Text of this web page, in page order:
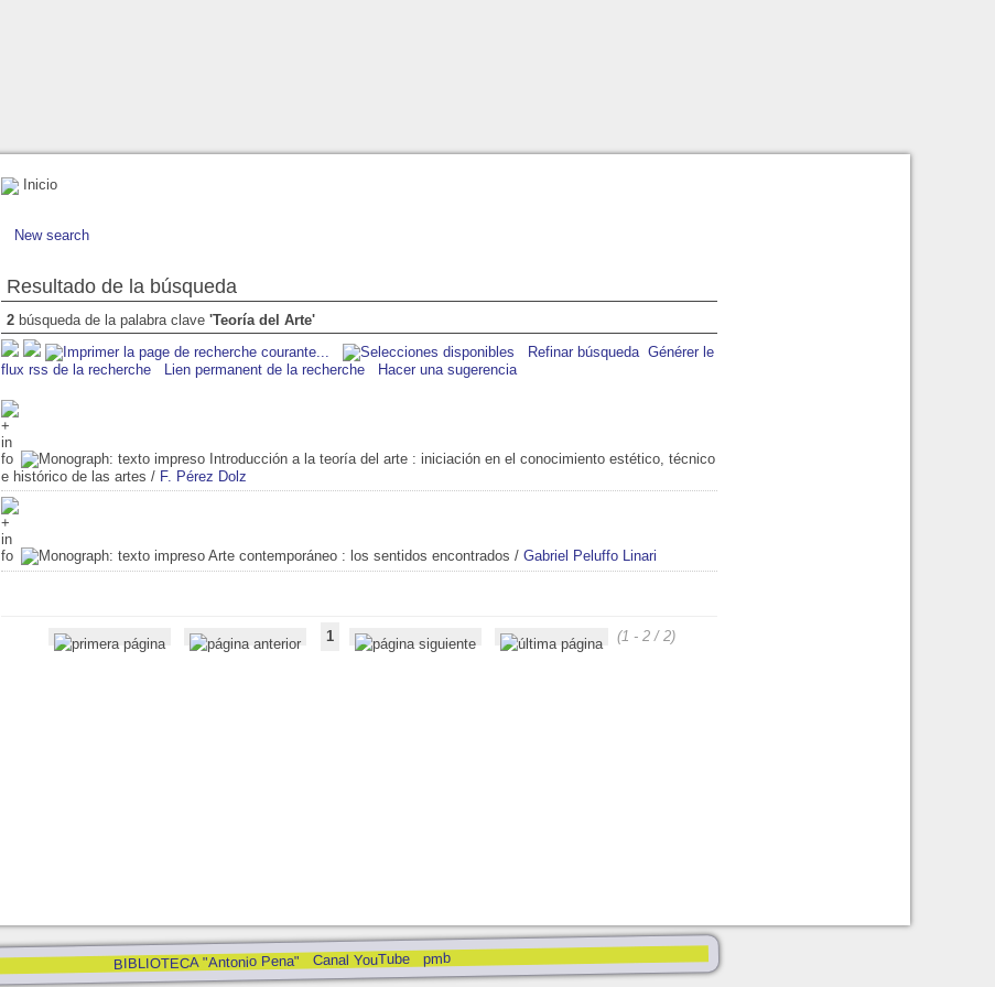
Inicio
New search
Resultado de la búsqueda
2 búsqueda de la palabra clave 'Teoría del Arte'
Refinar búsqueda Générer le
flux rss de la recherche
Lien permanent de la recherche Hacer una sugerencia
Introducción a la teoría del arte : iniciación en el conocimiento estético, técnico
e histórico de las artes / F. Pérez Dolz
Arte contemporáneo : los sentidos encontrados / Gabriel Peluffo Linari
1 (1 - 2 / 2)
BIBLIOTECA "Antonio Pena" Canal YouTube pmb